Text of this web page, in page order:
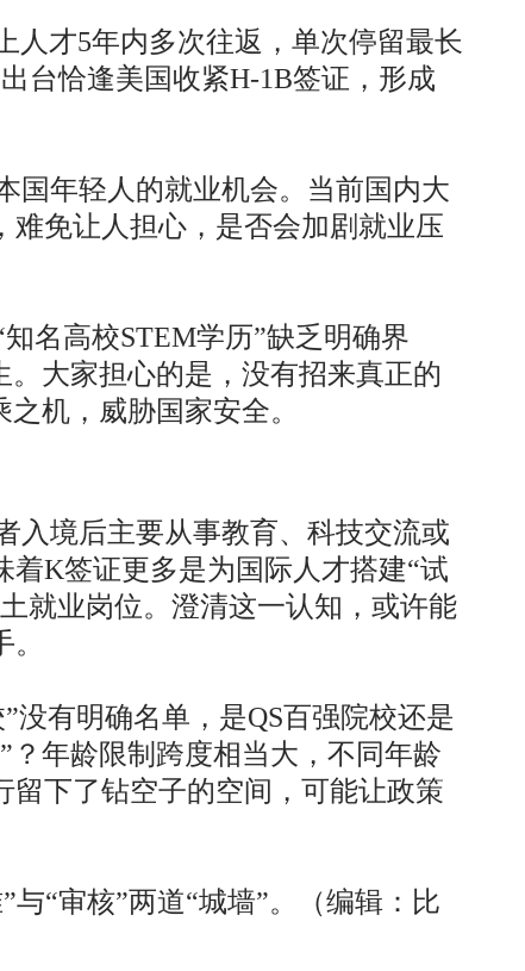
人才5年内多次往返，单次停留最长
台恰逢美国收紧H-1B签证，形成
国年轻人的就业机会。当前国内大
免让人担心，是否会加剧就业压
名高校STEM学历”缺乏明确界
大家担心的是，没有招来真正的
机，威胁国家安全。
入境后主要从事教育、科技交流或
K签证更多是为国际人才搭建“试
就业岗位。澄清这一认知，或许能
有明确名单，是QS百强院校还是
年龄限制跨度相当大，不同年龄
下了钻空子的空间，可能让政策
“审核”两道“城墙”。（编辑：比